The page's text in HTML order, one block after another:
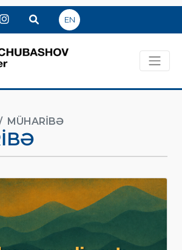
EN
MÜHARIBƏ